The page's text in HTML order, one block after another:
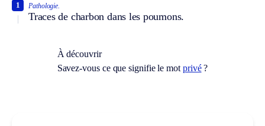
Pathologie.
Traces de charbon dans les poumons.
1
À découvrir
Savez-vous ce que signifie le mot privé?